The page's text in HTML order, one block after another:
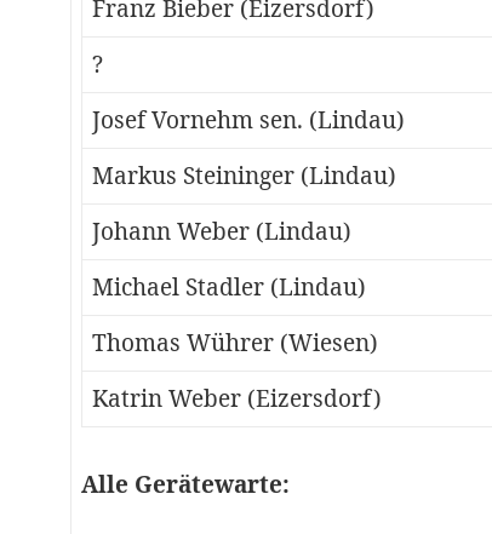
Franz Bieber (Eizersdorf)
?
Josef Vornehm sen. (Lindau)
Markus Steininger (Lindau)
Johann Weber (Lindau)
Michael Stadler (Lindau)
Thomas Wührer (Wiesen)
Katrin Weber (Eizersdorf)
Alle Gerätewarte: